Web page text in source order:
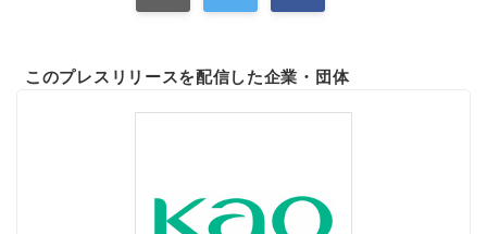
このプレスリリースを配信した企業・団体